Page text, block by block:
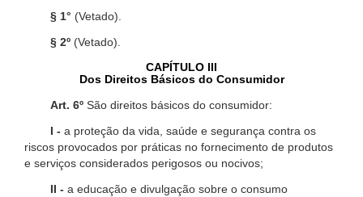
§ 1° (Vetado).
§ 2º (Vetado).
CAPÍTULO III
Dos Direitos Básicos do Consumidor
Art. 6º São direitos básicos do consumidor:
I - a proteção da vida, saúde e segurança contra os
riscos provocados por práticas no fornecimento de produtos
e serviços considerados perigosos ou nocivos;
II - a educação e divulgação sobre o consumo